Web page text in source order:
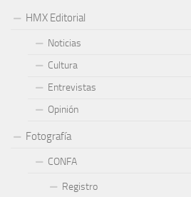
HMX Editorial
Noticias
Cultura
Entrevistas
Opinión
Fotografía
CONFA
Registro